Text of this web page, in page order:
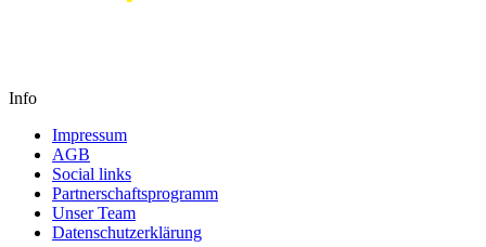
Info
Impressum
AGB
Social links
Partnerschaftsprogramm
Unser Team
Datenschutzerklärung